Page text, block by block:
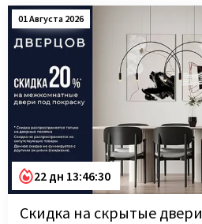
01 Августа 2026
22 дн 13:46:29
Скидка на скрытые двери